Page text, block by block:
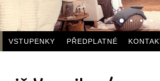
VSTUPENKY PŘEDPLATNÉ